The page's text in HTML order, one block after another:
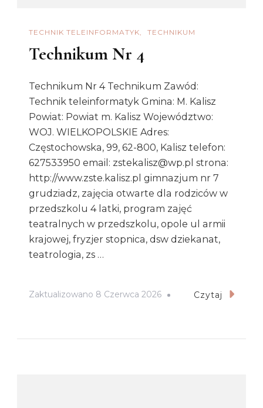
TECHNIK TELEINFORMATYK TECHNIKUM
Technikum Nr 4
Technikum Nr 4 Technikum Zawód:
Technik teleinformatyk Gmina: M. Kalisz
Powiat: Powiat m. Kalisz Województwo:
WOJ. WIELKOPOLSKIE Adres:
Częstochowska, 99, 62-800, Kalisz telefon:
627533950 email: zstekalisz@wp.pl strona:
http://www.zste.kalisz.pl gimnazjum nr 7
grudziadz, zajęcia otwarte dla rodziców w
przedszkolu 4 latki, program zajęć
teatralnych w przedszkolu, opole ul armii
krajowej, fryzjer stopnica, dsw dziekanat,
teatrologia, zs …
Zaktualizowano 8 Czerwca 2026 Czytaj